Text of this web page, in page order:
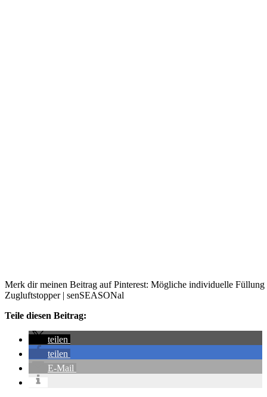
Merk dir meinen Beitrag auf Pinterest: Mögliche individuelle Füllung
Zugluftstopper | senSEASONal
Teile diesen Beitrag:
teilen
teilen
E-Mail